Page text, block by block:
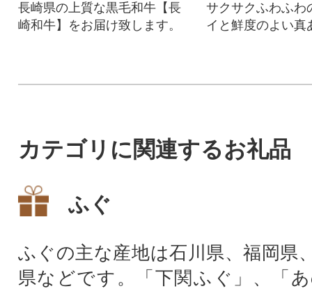
長崎県の上質な黒毛和牛【長
崎和牛】をお届け致します。
サクサクふわふわ
イと鮮度のよい真
カテゴリに関連するお礼品
ふぐ
ふぐの主な産地は石川県、福岡県
県などです。「下関ふぐ」、「